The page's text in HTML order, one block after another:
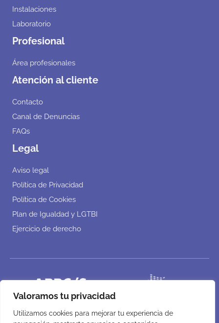
Valoramos tu privacidad
Utilizamos cookies para mejorar tu experiencia de
Instalaciones
Laboratorio
Profesional
Área profesionales
Atención al cliente
Contacto
Canal de Denuncias
FAQs
Legal
Aviso legal
Política de Privacidad
Política de Cookies
Plan de Igualdad y LGTBI
Ejercicio de derecho